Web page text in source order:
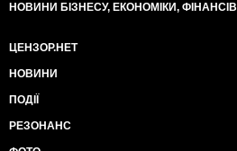
НОВИНИ БІЗНЕСУ, ЕКОНОМІКИ, ФІНАНСІВ
ЦЕНЗОР.НЕТ
НОВИНИ
ПОДІЇ
РЕЗОНАНС